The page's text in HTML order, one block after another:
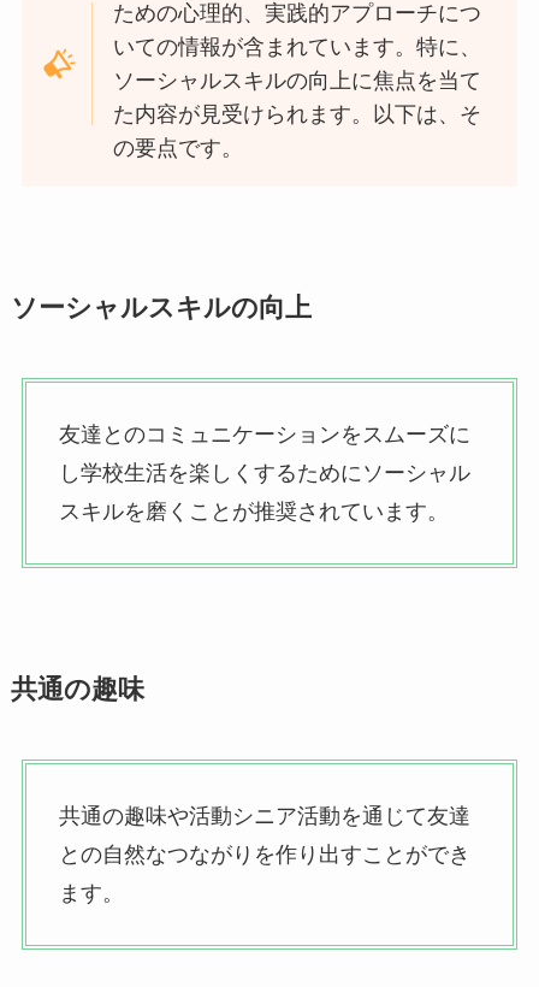
ための心理的、実践的アプローチにつ
いての情報が含まれています。特に、
ソーシャルスキルの向上に焦点を当て
た内容が見受けられます。以下は、そ
の要点です。
ソーシャルスキルの向上
友達とのコミュニケーションをスムーズに
し学校生活を楽しくするためにソーシャル
スキルを磨くことが推奨されています。
共通の趣味
共通の趣味や活動シニア活動を通じて友達
との自然なつながりを作り出すことができ
ます。